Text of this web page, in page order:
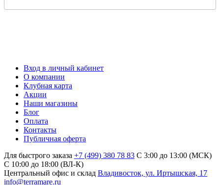
Вход в личный кабинет
О компании
Клубная карта
Акции
Наши магазины
Блог
Оплата
Контакты
Публичная оферта
Для быстрого заказа +7 (499) 380 78 83 С 3:00 до 13:00 (МСК)
C 10:00 до 18:00 (ВЛ-К)
Центральный офис и склад Владивосток, ул. Иртышская, 17
info@terramare.ru